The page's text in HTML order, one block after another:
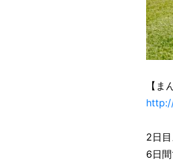
【ま
2日
6日